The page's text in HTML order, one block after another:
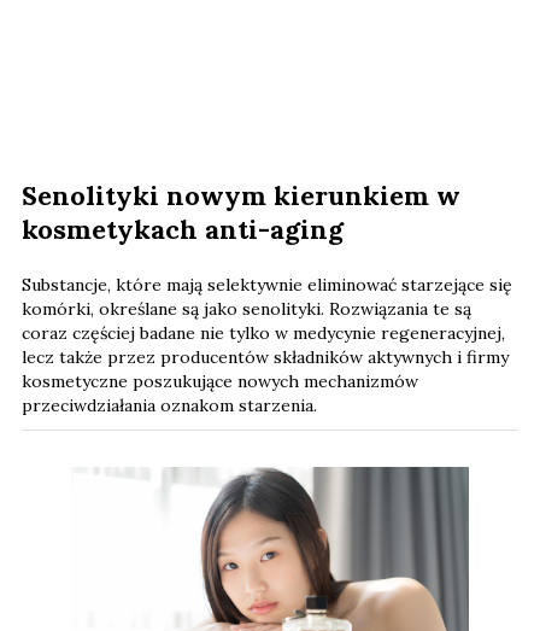
Senolityki nowym kierunkiem w
kosmetykach anti-aging
Substancje, które mają selektywnie eliminować starzejące się
komórki, określane są jako senolityki. Rozwiązania te są
coraz częściej badane nie tylko w medycynie regeneracyjnej,
lecz także przez producentów składników aktywnych i firmy
kosmetyczne poszukujące nowych mechanizmów
przeciwdziałania oznakom starzenia.